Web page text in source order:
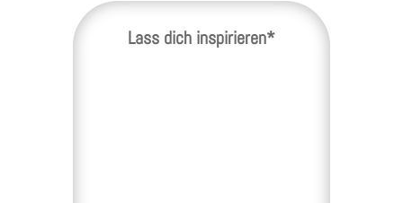
Lass dich inspirieren*